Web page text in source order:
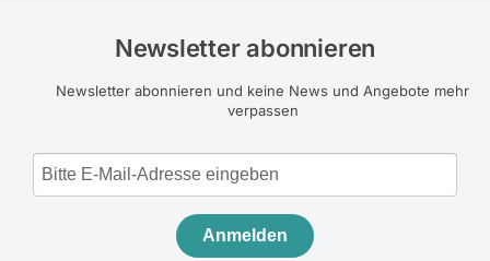
Newsletter abonnieren
Newsletter abonnieren und keine News und Angebote mehr
verpassen
Anmelden